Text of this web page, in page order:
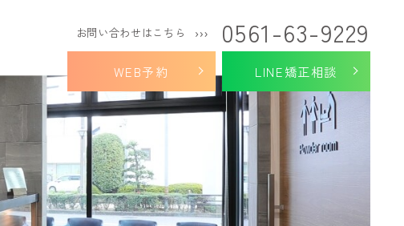
お問い合わせはこちら 0561-63-9229
WEB予約 LINE矯正相談